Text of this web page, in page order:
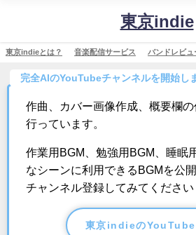
東京indie
東京indieとは？ 音楽配信サービス バンドレビュ
完全AIのYouTubeチャンネルを開始し
作曲、カバー画像作成、概要欄
行っています。
作業用BGM、勉強用BGM、睡眠
なシーンに利用できるBGMを公
チャンネル登録してみてください
東京indieのYouTube